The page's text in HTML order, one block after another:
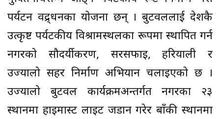
पर्यटन प्रवद्र्धनका योजना छन् । बुटवललाई देशकै
उत्कृष्ट पर्यटकीय विश्रामस्थलका रूपमा स्थापित गर्न
नगरको सौदर्यीकरण, सरसफाइ, हरियाली र
उज्यालो सहर निर्माण अभियान चलाइएको छ ।
उज्यालो बुटवल कार्यक्रमअन्तर्गत नगरका २३
स्थानमा हाइमास्ट लाइट जडान गरेर बाँकी स्थानमा